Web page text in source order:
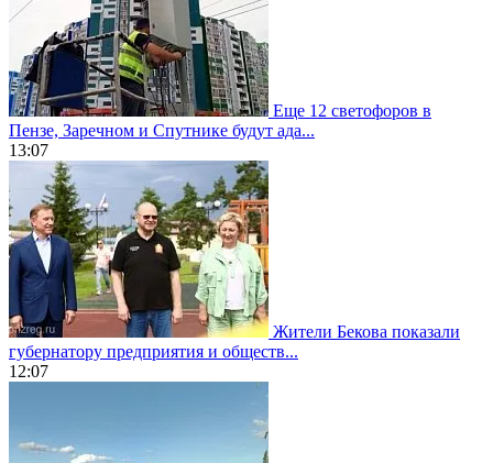
Еще 12 светофоров в
Пензе, Заречном и Спутнике будут ада...
13:07
Жители Бекова показали
губернатору предприятия и обществ...
12:07